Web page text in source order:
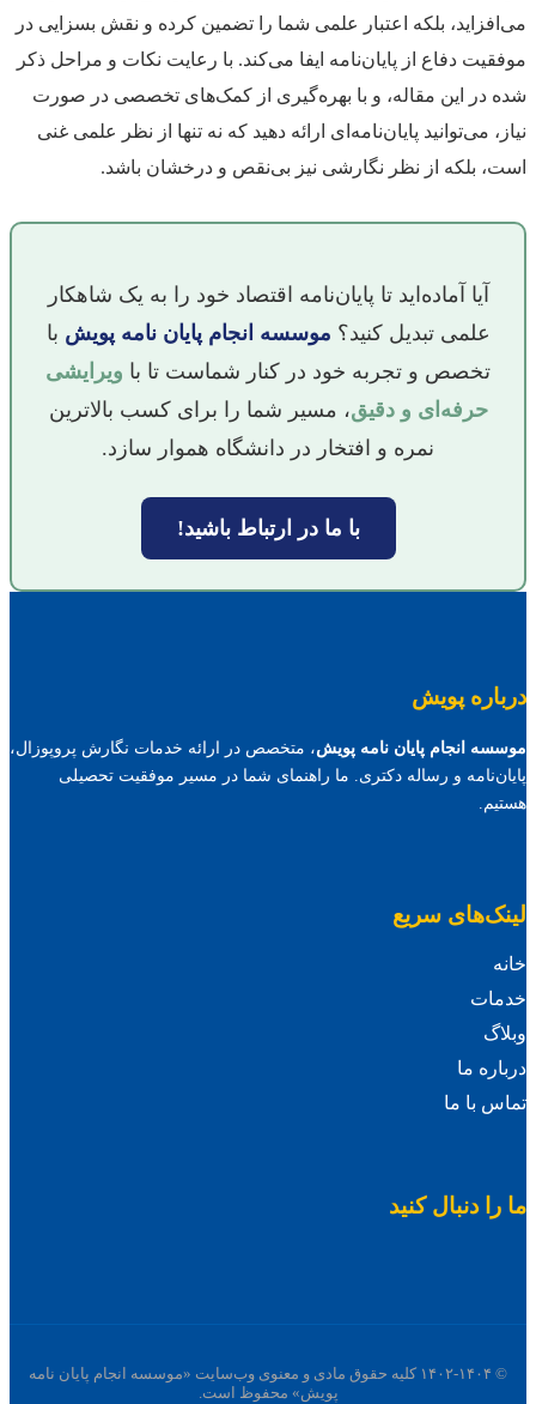
می‌افزاید، بلکه اعتبار علمی شما را تضمین کرده و نقش بسزایی در
موفقیت دفاع از پایان‌نامه ایفا می‌کند. با رعایت نکات و مراحل ذکر
شده در این مقاله، و با بهره‌گیری از کمک‌های تخصصی در صورت
نیاز، می‌توانید پایان‌نامه‌ای ارائه دهید که نه تنها از نظر علمی غنی
است، بلکه از نظر نگارشی نیز بی‌نقص و درخشان باشد.
آیا آماده‌اید تا پایان‌نامه اقتصاد خود را به یک شاهکار
علمی تبدیل کنید؟ موسسه انجام پایان نامه پویش با
تخصص و تجربه خود در کنار شماست تا با ویرایشی
حرفه‌ای و دقیق، مسیر شما را برای کسب بالاترین
نمره و افتخار در دانشگاه هموار سازد.
با ما در ارتباط باشید!
درباره پویش
موسسه انجام پایان نامه پویش، متخصص در ارائه خدمات نگارش پروپوزال،
پایان‌نامه و رساله دکتری. ما راهنمای شما در مسیر موفقیت تحصیلی
هستیم.
لینک‌های سریع
خانه
خدمات
وبلاگ
درباره ما
تماس با ما
ما را دنبال کنید
© ۱۴۰۲-۱۴۰۴ کلیه حقوق مادی و معنوی وب‌سایت «موسسه انجام پایان نامه
پویش» محفوظ است.